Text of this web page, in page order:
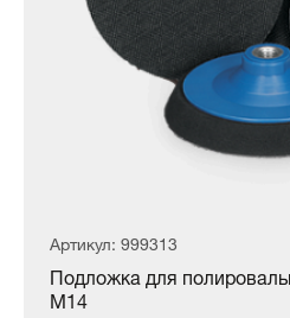
Артикул: 999313
Подложка для
М14